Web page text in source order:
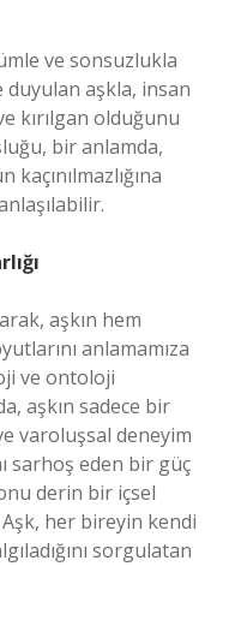
ve sonsuzlukla
aşkla, insan
kırılgan olduğunu
bir anlamda,
aşkın hem
anlamamıza
ve ontoloji
aşkın sadece bir
varoluşsal deneyim
sarhoş eden bir güç
derin bir içsel
her bireyin kendi
sorgulatan